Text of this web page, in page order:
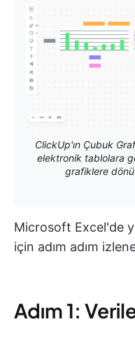
ClickUp'ın Çubuk
elektronik tablolara
grafiklere
Microsoft Excel'de
için adım adım
Adım 1: